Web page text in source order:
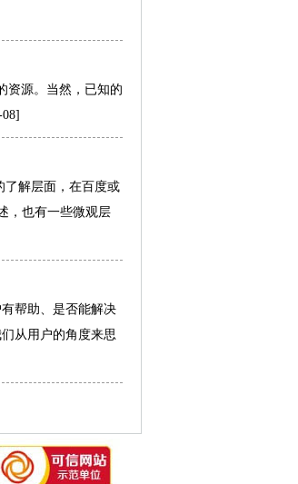
资源。当然，已知的
了解层面，在百度或
，也有一些微观层
帮助、是否能解决
从用户的角度来思